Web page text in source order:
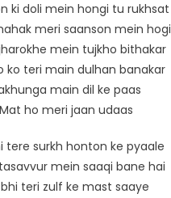
ki doli mein hongi tu rukhsat
meri saanson mein hogi
mein tujkho bithakar
ko teri main dulhan banakar
main dil ke paas
Mat ho meri jaan udaas
tere surkh honton ke pyaale
mein saaqi bane hai
teri zulf ke mast saaye